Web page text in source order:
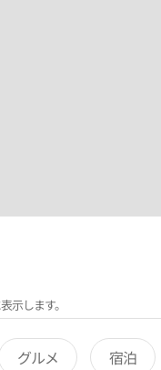
示します。
グルメ 宿泊